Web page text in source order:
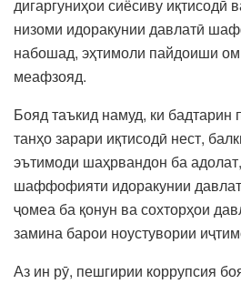
дигаргуниҳои сиёсиву иқтисодӣ
низоми идоракунии давлатӣ
набошад, эҳтимоли пайдоиши
меафзояд.
Бояд таъкид намуд, ки бадтарин
танҳо зарари иқтисодӣ нест,
эътимоди шаҳрвандон ба
шаффофияти идоракунии
ҷомеа ба қонун ва сохторҳои
замина барои ноустувории
Аз ин рӯ, пешгирии коррупсия